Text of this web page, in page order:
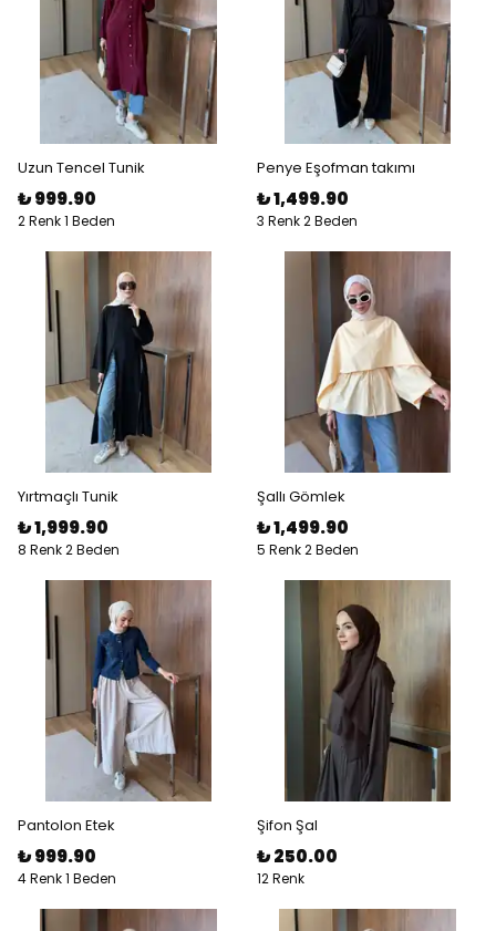
Uzun Tencel Tunik
₺ 999.90
2 Renk 1 Beden
Penye Eşofman takımı
₺ 1,499.90
3 Renk 2 Beden
Yırtmaçlı Tunik
₺ 1,999.90
8 Renk 2 Beden
Şallı Gömlek
₺ 1,499.90
5 Renk 2 Beden
Pantolon Etek
₺ 999.90
4 Renk 1 Beden
Şifon Şal
₺ 250.00
12 Renk